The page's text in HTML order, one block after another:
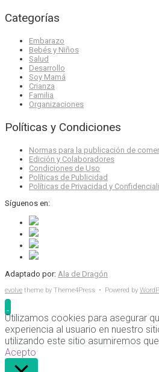
Categorías
Embarazo
Bebés y Niños
Salud
Desarrollo
Soy Mamá
Crianza
Familia
Organizaciones
Políticas y Condiciones
Normas para la publicación de
Edición y Colaboradores
Condiciones de Uso
Políticas de Publicidad
Políticas de Privacidad y
Síguenos en:
Adaptado por: Ala de Dragón
evolve theme by Theme4Press • Powered by
Utilizamos cookies para asegurar
experiencia al usuario en nuestro
utilizando este sitio asumiremos
Acepto